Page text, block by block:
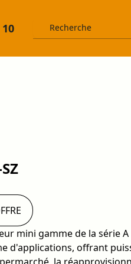
mini gamme de la série
d'applications, offrant